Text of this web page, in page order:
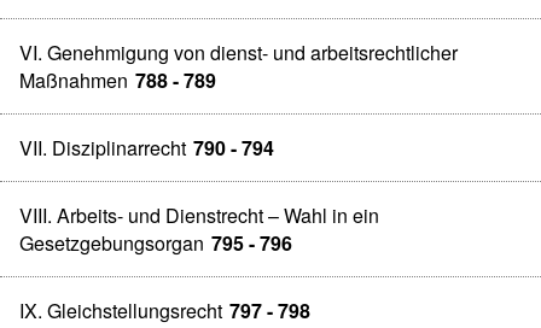
VI. Genehmigung von dienst- und arbeitsrechtlicher
Maßnahmen 788 - 789
VII. Disziplinarrecht 790 - 794
VIII. Arbeits- und Dienstrecht – Wahl in ein
Gesetzgebungsorgan 795 - 796
IX. Gleichstellungsrecht 797 - 798